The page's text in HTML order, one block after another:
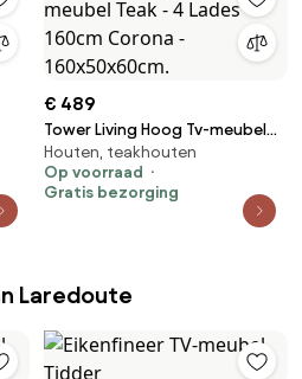
€ 489
Tower Living Hoog Tv-meubel
Teak - 4 Lades - 160cm Corona
- 160x50x60cm.
Houten, teakhouten
Op voorraad
Gratis bezorging
Laredoute